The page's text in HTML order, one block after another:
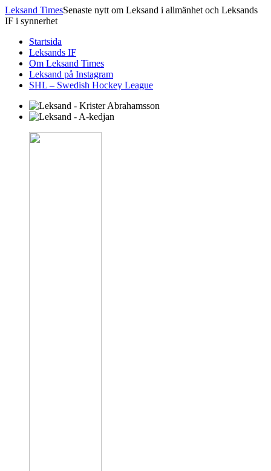
Leksand TimesSenaste nytt om Leksand i allmänhet och Leksands
IF i synnerhet
Startsida
Leksands IF
Om Leksand Times
Leksand på Instagram
SHL – Swedish Hockey League